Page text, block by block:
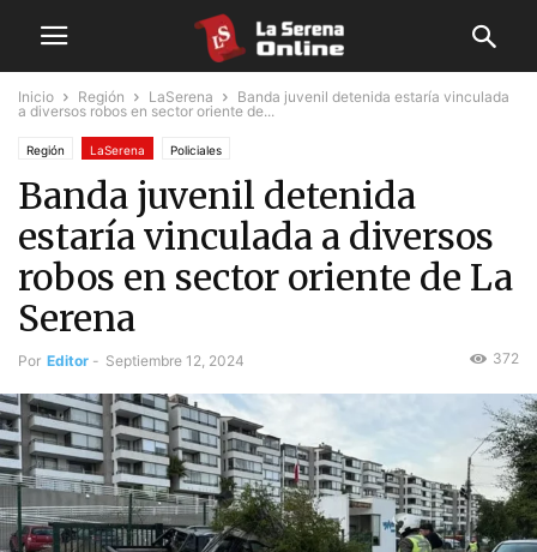
Inicio Región LaSerena
Banda juvenil detenida estaría vinculada
a diversos robos en sector oriente de...
Región LaSerena Policiales
Banda juvenil detenida
estaría vinculada a diversos
robos en sector oriente de La
Serena
Por Editor - Septiembre 12, 2024 372